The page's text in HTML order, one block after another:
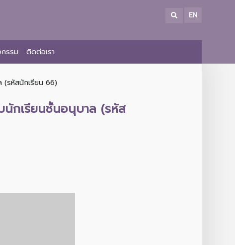
EN
รรม ติดต่อเรา
(รหัสนักเรียน 66)
กเรียนชั้นอนุบาล (รหัส